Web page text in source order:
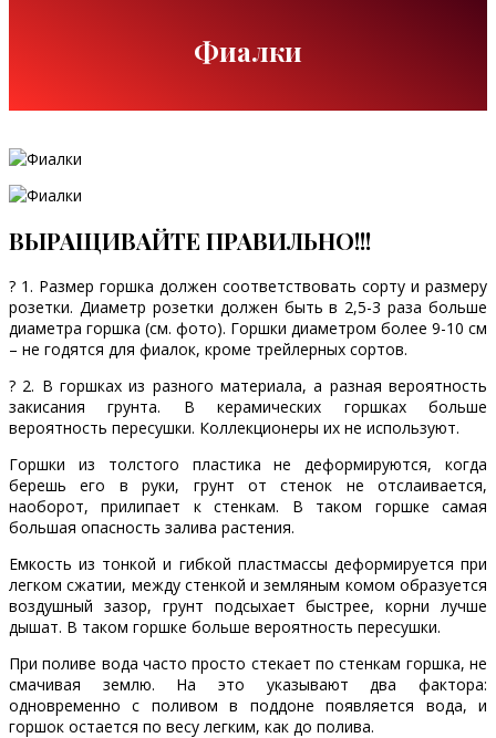
Фиалки
ВЫРАЩИВАЙТЕ ПРАВИЛЬНО!!!
? 1. Размер горшка должен соответствовать сорту и размеру
розетки. Диаметр розетки должен быть в 2,5-3 раза больше
диаметра горшка (см. фото). Горшки диаметром более 9-10 см
– не годятся для фиалок, кроме трейлерных сортов.
? 2. В горшках из разного материала, а разная вероятность
закисания грунта. В керамических горшках больше
вероятность пересушки. Коллекционеры их не используют.
Горшки из толстого пластика не деформируются, когда
берешь его в руки, грунт от стенок не отслаивается,
наоборот, прилипает к стенкам. В таком горшке самая
большая опасность залива растения.
Емкость из тонкой и гибкой пластмассы деформируется при
легком сжатии, между стенкой и земляным комом образуется
воздушный зазор, грунт подсыхает быстрее, корни лучше
дышат. В таком горшке больше вероятность пересушки.
При поливе вода часто просто стекает по стенкам горшка, не
смачивая землю. На это указывают два фактора:
одновременно с поливом в поддоне появляется вода, и
горшок остается по весу легким, как до полива.